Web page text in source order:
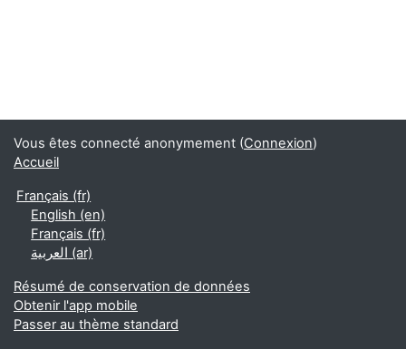
Vous êtes connecté anonymement (Connexion)
Accueil
Français ‎(fr)‎
English ‎(en)‎
Français ‎(fr)‎
العربية ‎(ar)‎
Résumé de conservation de données
Obtenir l'app mobile
Passer au thème standard